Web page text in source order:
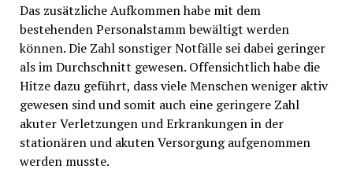
Das zusätzliche Aufkommen habe mit dem
bestehenden Personalstamm bewältigt werden
können. Die Zahl sonstiger Notfälle sei dabei geringer
als im Durchschnitt gewesen. Offensichtlich habe die
Hitze dazu geführt, dass viele Menschen weniger aktiv
gewesen sind und somit auch eine geringere Zahl
akuter Verletzungen und Erkrankungen in der
stationären und akuten Versorgung aufgenommen
werden musste.